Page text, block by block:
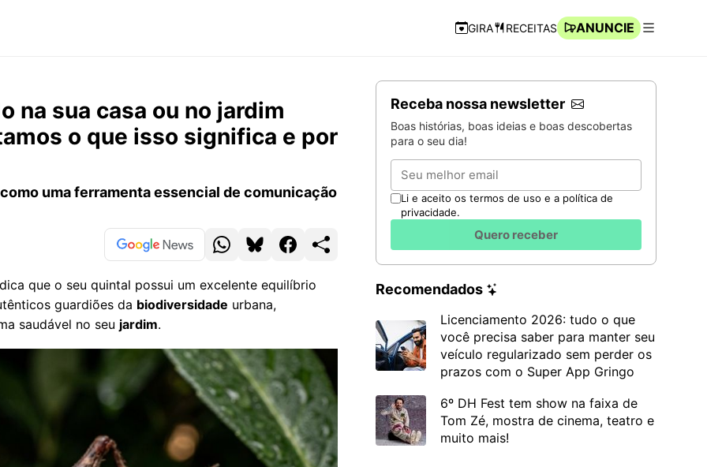
Navegação Rápida
GIRA RECEITAS
ANUNCIE
na sua casa ou no jardim
o que isso significa e por
uma ferramenta essencial de comunicação
que o seu quintal possui um excelente equilíbrio
guardiões da biodiversidade urbana,
saudável no seu jardim.
Receba nossa newsletter
Boas histórias, boas ideias e boas descobertas
para o seu dia!
Email
Li e aceito os termos de uso e a política de
privacidade.
Quero receber
Recomendados
Licenciamento 2026: tudo o que
você precisa saber para manter seu
veículo regularizado sem perder os
prazos com o Super App Gringo
6º DH Fest tem show na faixa de
Tom Zé, mostra de cinema, teatro e
muito mais!